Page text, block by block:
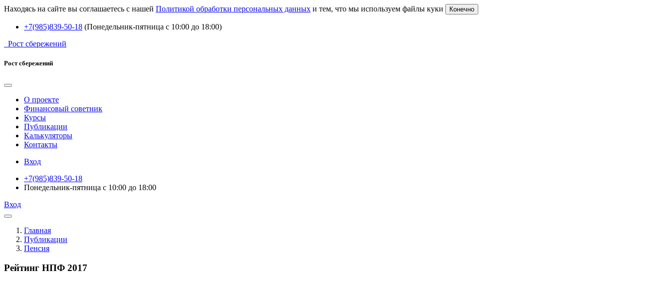
Находясь на сайте вы соглашаетесь с нашей Политикой обработки персональных данных и тем, что мы используем файлы куки Конечно
+7(985)839-50-18 (Понедельник-пятница с 10:00 до 18:00)
Рост сбережений
Рост сбережений
О проекте
Финансовый советник
Курсы
Публикации
Калькуляторы
Контакты
Вход
+7(985)839-50-18
Понедельник-пятница с 10:00 до 18:00
Вход
Главная
Публикации
Пенсия
Рейтинг НПФ 2017